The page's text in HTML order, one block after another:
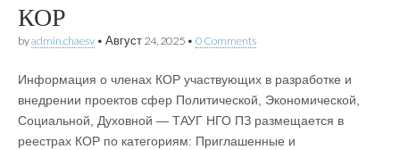
КОР
byadmin.chaesv • Август 24, 2025 • 0 Comments
Информация о членах КОР участвующих в разработке и
внедрении проектов сфер Политической, Экономической,
Социальной, Духовной — ТАУГ НГО ПЗ размещается в
реестрах КОР по категориям: Приглашенные и